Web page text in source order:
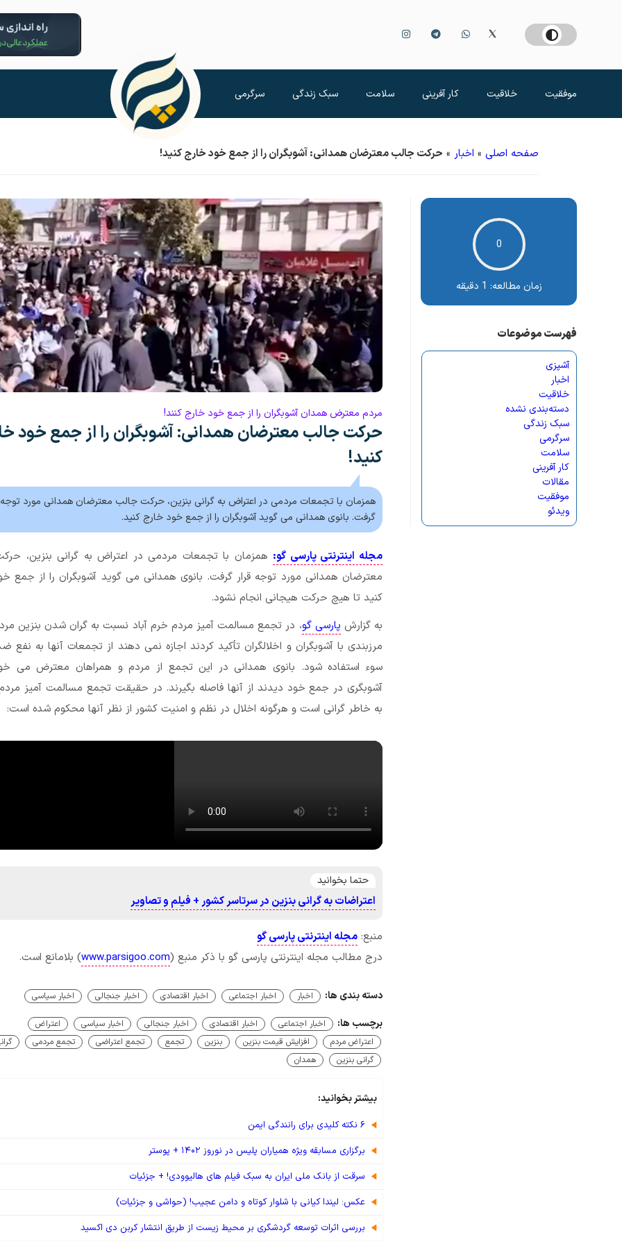
موفقیت خلاقیت کار آفرینی سلامت سبک زندگی سرگرمی
صفحه اصلی » اخبار » حرکت جالب معترضان همدانی: آشوبگران را از جمع خود خارج کنید!
مردم معترض همدان آشوبگران را از جمع خود خارج کنند!
حرکت جالب معترضان همدانی: آشوبگران را از جمع خود
کنید!
همزمان با تجمعات مردمی در اعتراض به گرانی بنزین، حرکت جالب معترضان همدانی مورد توجه
گرفت. بانوی همدانی می گوید آشوبگران را از جمع خود خارج کنید.
مجله اینترنتی پارسی گو: همزمان با تجمعات مردمی در اعتراض به گرانی بنزین،
معترضان همدانی مورد توجه قرار گرفت. بانوی همدانی می گوید آشوبگران را از جمع
کنید تا هیچ حرکت هیجانی انجام نشود.
به گزارش پارسی گو، در تجمع مسالمت آمیز مردم خرم آباد نسبت به گران شدن بنزین
مرزبندی با آشوبگران و اخلالگران تأکید کردند اجازه نمی دهند از تجمعات آنها به نفع
سوء استفاده شود. بانوی همدانی در این تجمع از مردم و همراهان معترض می
آشوبگری در جمع خود دیدند از آنها فاصله بگیرند. در حقیقت تجمع مسالمت آمیز
به خاطر گرانی است و هرگونه اخلال در نظم و امنیت کشور از نظر آنها محکوم شده است:
حتما بخوانید
اعتراضات به گرانی بنزین در سرتاسر کشور + فیلم و تصاویر
منبع: مجله اینترنتی پارسی گو
درج مطالب مجله اینترنتی پارسی گو با ذکر منبع (www.parsigoo.com) بلامانع است.
0
زمان مطالعه: 1 دقیقه
فهرست موضوعات
آشپزی
اخبار
خلاقیت
دسته‌بندی نشده
سبک زندگی
سرگرمی
سلامت
کار آفرینی
مقالات
موفقیت
ویدئو
دسته بندی ها: اخبار اخبار اجتماعی اخبار اقتصادی اخبار جنجالی اخبار سیاسی
برچسب ها: اخبار اجتماعی اخبار اقتصادی اخبار جنجالی اخبار سیاسی
اعتراض
اعتراض مردم
افزایش قیمت بنزین بنزین تجمع تجمع اعتراضی تجمع مردمی
گرانی بنزین
همدان
بیشتر بخوانید:
۶ نکته کلیدی برای رانندگی ایمن
برگزاری مسابقه ویژه همیاران پلیس در نوروز ۱۴۰۲ + پوستر
سرقت از بانک ملی ایران به سبک فیلم های هالیوودی! + جزئیات
عکس: لیندا کیانی با شلوار کوتاه و دامن عجیب! (حواشی و جزئیات)
بررسی اثرات توسعه گردشگری بر محیط زیست از طریق انتشار کربن دی اکسید